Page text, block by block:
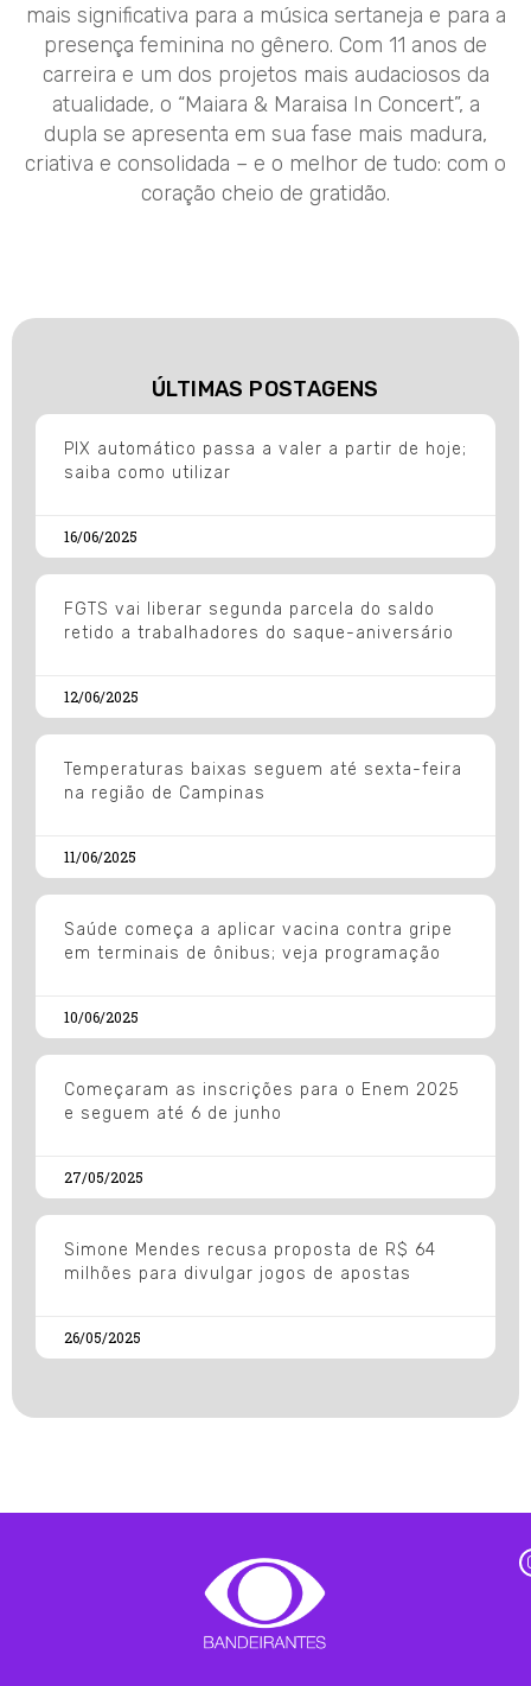
mais significativa para a música sertaneja e para a
presença feminina no gênero. Com 11 anos de
carreira e um dos projetos mais audaciosos da
atualidade, o “Maiara & Maraisa In Concert”, a
dupla se apresenta em sua fase mais madura,
criativa e consolidada – e o melhor de tudo: com o
coração cheio de gratidão.
ÚLTIMAS POSTAGENS
PIX automático passa a valer a partir de hoje;
saiba como utilizar
16/06/2025
FGTS vai liberar segunda parcela do saldo
retido a trabalhadores do saque-aniversário
12/06/2025
Temperaturas baixas seguem até sexta-feira
na região de Campinas
11/06/2025
Saúde começa a aplicar vacina contra gripe
em terminais de ônibus; veja programação
10/06/2025
Começaram as inscrições para o Enem 2025
e seguem até 6 de junho
27/05/2025
Simone Mendes recusa proposta de R$ 64
milhões para divulgar jogos de apostas
26/05/2025